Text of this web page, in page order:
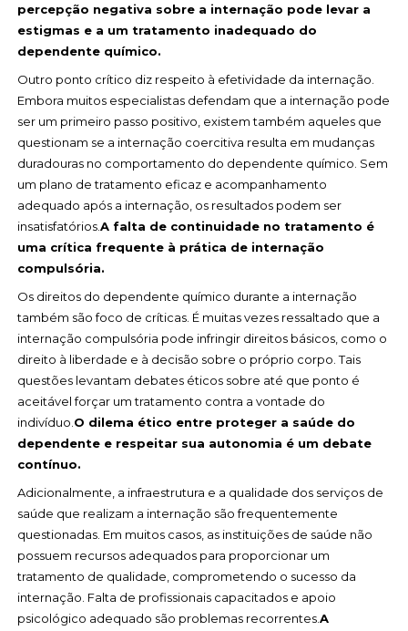
percepção negativa sobre a internação pode levar a
estigmas e a um tratamento inadequado do
dependente químico.
Outro ponto crítico diz respeito à efetividade da internação.
Embora muitos especialistas defendam que a internação pode
ser um primeiro passo positivo, existem também aqueles que
questionam se a internação coercitiva resulta em mudanças
duradouras no comportamento do dependente químico. Sem
um plano de tratamento eficaz e acompanhamento
adequado após a internação, os resultados podem ser
insatisfatórios.A falta de continuidade no tratamento é
uma crítica frequente à prática de internação
compulsória.
Os direitos do dependente químico durante a internação
também são foco de críticas. É muitas vezes ressaltado que a
internação compulsória pode infringir direitos básicos, como o
direito à liberdade e à decisão sobre o próprio corpo. Tais
questões levantam debates éticos sobre até que ponto é
aceitável forçar um tratamento contra a vontade do
indivíduo. O dilema ético entre proteger a saúde do
dependente e respeitar sua autonomia é um debate
contínuo.
Adicionalmente, a infraestrutura e a qualidade dos serviços de
saúde que realizam a internação são frequentemente
questionadas. Em muitos casos, as instituições de saúde não
possuem recursos adequados para proporcionar um
tratamento de qualidade, comprometendo o sucesso da
internação. Falta de profissionais capacitados e apoio
psicológico adequado são problemas recorrentes.A